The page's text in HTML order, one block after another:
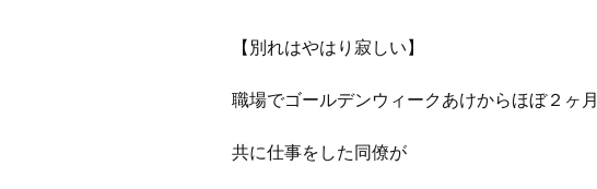
ブ
【別れはやはり寂しい】
職場でゴールデンウィークあけからほぼ２ヶ月
共に仕事をした同僚が